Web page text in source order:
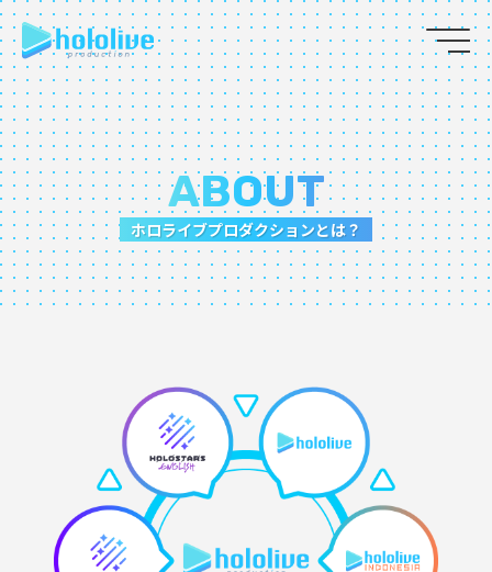
EN
JP
ABOUT
TALENT
NEWS
COLLABORATION
SUPPORT ADVERTISING
OFFICIAL SHOP
HOLODULE
ABOUT
ホロライブプロダクションとは？